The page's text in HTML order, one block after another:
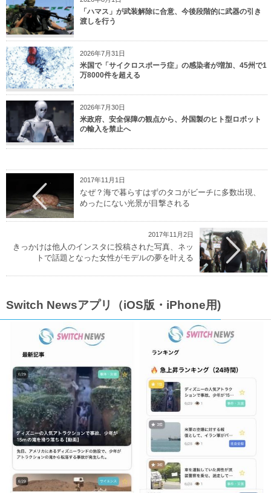
「ハマス」が武装解除に合意、今後段階的に武器の引き
渡しを行う
2026年7月31日
米国で「サイクロスポーラ症」の感染者が増加、45州で1
万8000件を超える
2026年7月30日
米政府、安全保障の観点から、外国製のヒト型ロボット
の輸入を禁止へ
2017年11月1日
なぜ？海で暮らすはずのタコがビーチに多数出現、
めったにない光景が目撃される
2017年11月2日
きっかけは他人のインスタに投稿された写真、ネッ
トで話題となった女性がモデルの夢を叶える
Switch Newsアプリ（iOS版・iPhone用)